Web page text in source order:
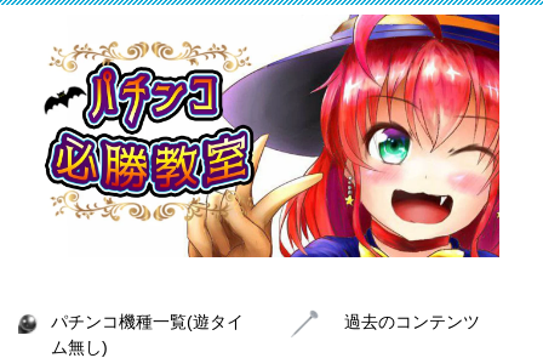
パチンコ機種一覧(遊タイ
ム無し)
過去のコンテンツ